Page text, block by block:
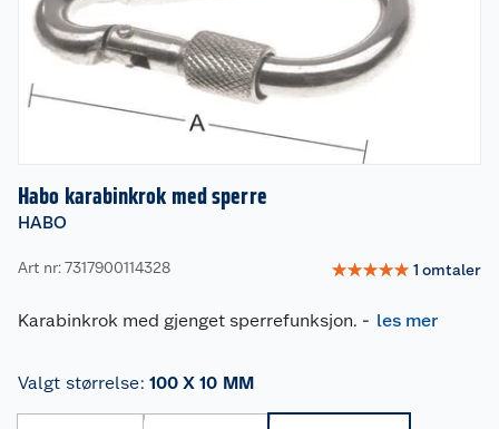
Habo karabinkrok med sperre
HABO
Art nr: 7317900114328 ☆☆☆☆☆ 1 omtaler
Karabinkrok med gjenget sperrefunksjon. - les mer
Valgt størrelse: 100 X 10 MM